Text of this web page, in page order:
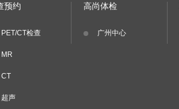
预约
PET/CT检查
MR
CT
超声
高尚体检
广州中心